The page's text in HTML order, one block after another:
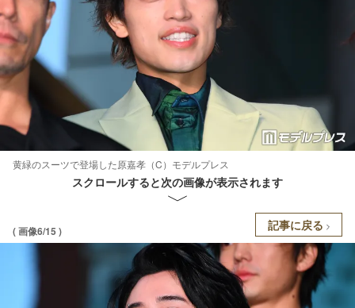
黄緑のスーツで登場した原嘉孝（C）モデルプレス
スクロールすると次の画像が表示されます
( 画像6/15 ) 記事に戻る